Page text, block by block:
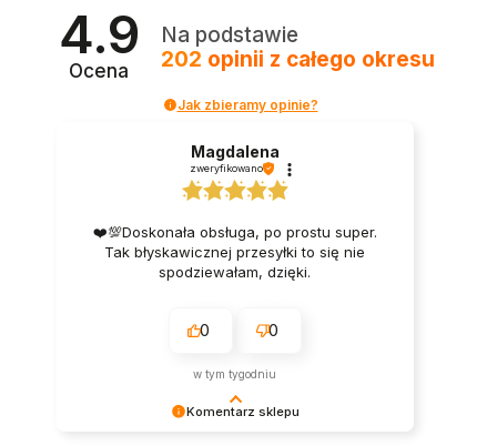
4.9
Ocena
Na podstawie
202 opinii z całego okresu
Jak zbieramy opinie?
Komentarz sklepu
Magdalena
zweryfikowano
❤️💯Doskonała obsługa, po prostu super.
Tak błyskawicznej przesyłki to się nie
spodziewałam, dzięki.
0 0
w tym tygodniu